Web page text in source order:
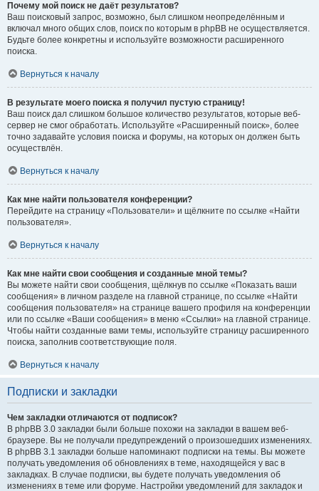
Почему мой поиск не даёт результатов?
Ваш поисковый запрос, возможно, был слишком неопределённым и
включал много общих слов, поиск по которым в phpBB не осуществляется.
Будьте более конкретны и используйте возможности расширенного
поиска.
Вернуться к началу
В результате моего поиска я получил пустую страницу!
Ваш поиск дал слишком большое количество результатов, которые веб-
сервер не смог обработать. Используйте «Расширенный поиск», более
точно задавайте условия поиска и форумы, на которых он должен быть
осуществлён.
Вернуться к началу
Как мне найти пользователя конференции?
Перейдите на страницу «Пользователи» и щёлкните по ссылке «Найти
пользователя».
Вернуться к началу
Как мне найти свои сообщения и созданные мной темы?
Вы можете найти свои сообщения, щёлкнув по ссылке «Показать ваши
сообщения» в личном разделе на главной странице, по ссылке «Найти
сообщения пользователя» на странице вашего профиля на конференции
или по ссылке «Ваши сообщения» в меню «Ссылки» на главной странице.
Чтобы найти созданные вами темы, используйте страницу расширенного
поиска, заполнив соответствующие поля.
Вернуться к началу
Подписки и закладки
Чем закладки отличаются от подписок?
В phpBB 3.0 закладки были больше похожи на закладки в вашем веб-
браузере. Вы не получали предупреждений о произошедших изменениях.
В phpBB 3.1 закладки больше напоминают подписки на темы. Вы можете
получать уведомления об обновлениях в теме, находящейся у вас в
закладках. В случае подписки, вы будете получать уведомления об
изменениях в теме или форуме. Настройки уведомлений для закладок и